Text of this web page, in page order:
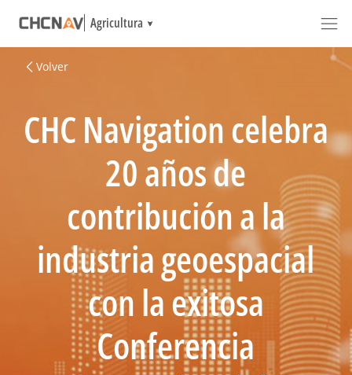
Agricultura
Volver
CHC Navigation celebra
20 años de
contribución a la
industria geoespacial
con la exitosa
Conferencia